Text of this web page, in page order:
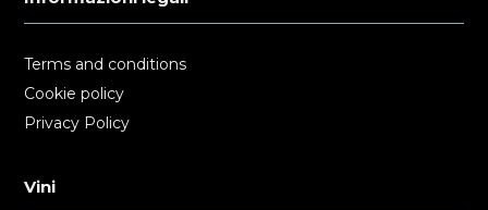
Terms and conditions
Cookie policy
Privacy Policy
Vini